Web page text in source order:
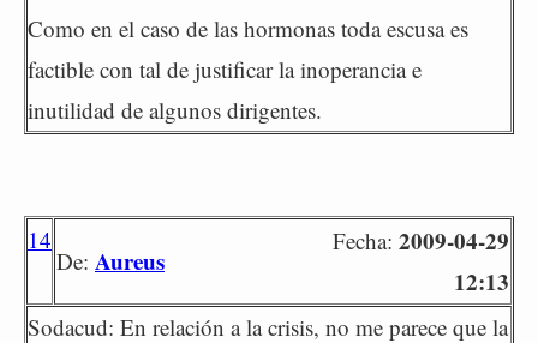
Como en el caso de las hormonas toda escusa es
factible con tal de justificar la inoperancia e
inutilidad de algunos dirigentes.
14
De: Aureus
Fecha: 2009-04-29
12:13
Sodacud: En relación a la crisis, no me parece que la